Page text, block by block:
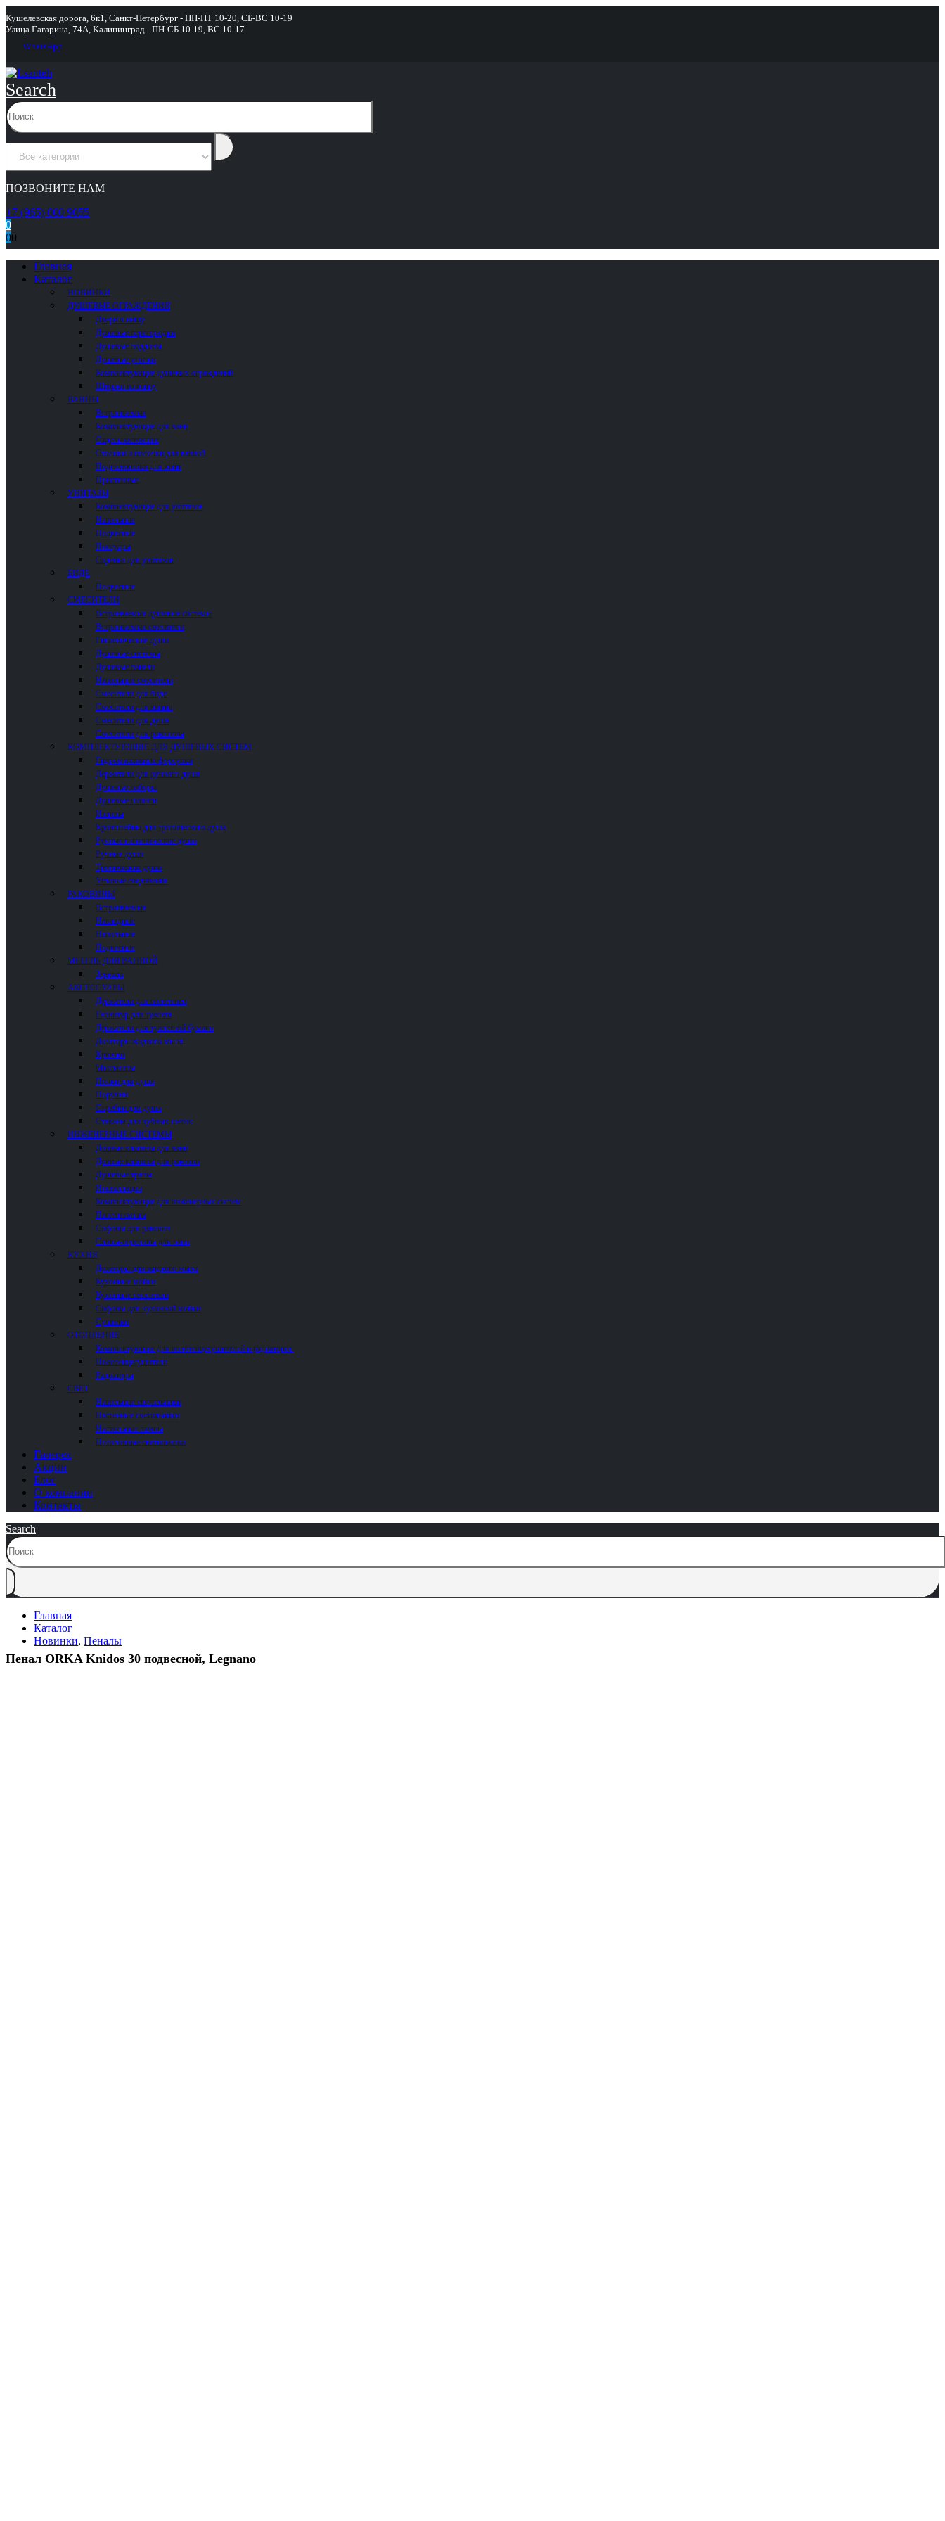
Кушелевская дорога, 6к1, Санкт-Петербург - ПН-ПТ 10-20, СБ-ВС 10-19
Улица Гагарина, 74А, Калининград - ПН-СБ 10-19, ВС 10-17
WhatsApp
Search
ПОЗВОНИТЕ НАМ
+7 (965) 000 9055
0
00
Главная
Каталог
НОВИНКИ
ДУШЕВЫЕ ОГРАЖДЕНИЯ
Двери в нишу
Душевые перегородки
Душевые поддоны
Душевые уголки
Комплектующие душевых ограждений
Шторки на ванну
ВАННЫ
Встраиваемые
Комплектующие для ванн
Отдельностоящие
Столики и полочки для ванной
Подголовники для ванн
Пристенные
УНИТАЗЫ
Комплектующие для унитазов
Напольные
Подвесные
Писсуары
Сиденья для унитазов
БИДЕ
Подвесные
СМЕСИТЕЛИ
Встраиваемые душевые системы
Встраиваемые смесители
Гигиенические души
Душевые системы
Душевые панели
Напольные смесители
Смесители для биде
Смесители для ванны
Смесители для душа
Смесители для раковины
КОМПЛЕКТУЮЩИЕ ДЛЯ ДУШЕВЫХ СИСТЕМ
Гидромассажные форсунки
Держатели для ручного душа
Душевые наборы
Душевые шланги
Изливы
Кронштейны для тропического душа
Ручные гигиенические души
Ручные души
Тропические души
Угловые соединения
РАКОВИНЫ
Встраиваемые
Накладные
Напольные
Подвесные
МЕБЕЛЬ ДЛЯ ВАННОЙ
Зеркала
АКСЕССУАРЫ
Держатели для полотенец
Гарнитур для туалета
Держатели для туалетной бумаги
Дозаторы жидкого мыла
Крючки
Мыльницы
Полки для душа
Поручни
Скребки для душа
Стаканы для зубных щеток
ИНЖЕНЕРНЫЕ СИСТЕМЫ
Донные клапаны для ванн
Донные клапаны для раковин
Душевые трапы
Инсталляции
Комплектующие для инженерных систем
Панели смыва
Сифоны для раковин
Сливы-переливы для ванн
КУХНЯ
Дозаторы для жидкого мыла
Кухонные мойки
Кухонные смесители
Сифоны для кухонной мойки
Сушилки
ОТОПЛЕНИЕ
Комплектующие для полотенцесушителей и радиаторов
Полотенцесушители
Радиаторы
СВЕТ
Напольные светильники
Настенные светильники
Настольные лампы
Потолочные светильники
Галерея
Акции
Блог
О компании
Контакты
Search
Главная
Каталог
Новинки, Пеналы
Пенал ORKA Knidos 30 подвесной, Legnano